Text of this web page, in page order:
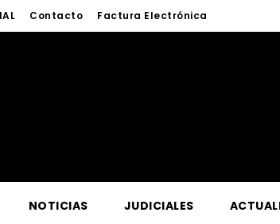
Contacto Factura Electrónica
NOTICIAS JUDICIALES